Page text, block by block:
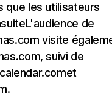
que les utilisateurs
de
visite
suivi de